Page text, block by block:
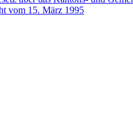
vom 15. März 1995